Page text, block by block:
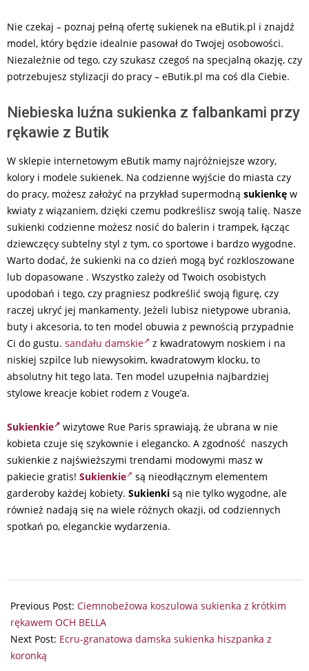
Nie czekaj – poznaj pełną ofertę sukienek na eButik.pl i znajdź
model, który będzie idealnie pasował do Twojej osobowości.
Niezależnie od tego, czy szukasz czegoś na specjalną okazję, czy
potrzebujesz stylizacji do pracy – eButik.pl ma coś dla Ciebie.
Niebieska luźna sukienka z falbankami przy
rękawie z Butik
W sklepie internetowym eButik mamy najróżniejsze wzory,
kolory i modele sukienek. Na codzienne wyjście do miasta czy
do pracy, możesz założyć na przykład supermodną sukienkę w
kwiaty z wiązaniem, dzięki czemu podkreślisz swoją talię. Nasze
sukienki codzienne możesz nosić do balerin i trampek, łącząc
dziewczęcy subtelny styl z tym, co sportowe i bardzo wygodne.
Warto dodać, że sukienki na co dzień mogą być rozkloszowane
lub dopasowane . Wszystko zależy od Twoich osobistych
upodobań i tego, czy pragniesz podkreślić swoją figurę, czy
raczej ukryć jej mankamenty. Jeżeli lubisz nietypowe ubrania,
buty i akcesoria, to ten model obuwia z pewnością przypadnie
Ci do gustu. sandału damskie
z kwadratowym noskiem i na
niskiej szpilce lub niewysokim, kwadratowym klocku, to
absolutny hit tego lata. Ten model uzupełnia najbardziej
stylowe kreacje kobiet rodem z Vouge’a.
Sukienkie
wizytowe Rue Paris sprawiają, że ubrana w nie
kobieta czuje się szykownie i elegancko. A zgodność naszych
sukienkie z najświeższymi trendami modowymi masz w
pakiecie gratis! Sukienkie
są nieodłącznym elementem
garderoby każdej kobiety. Sukienki są nie tylko wygodne, ale
również nadają się na wiele różnych okazji, od codziennych
spotkań po, eleganckie wydarzenia.
07-
06
Previous Post: Ciemnobeżowa koszulowa sukienka z krótkim
rękawem OCH BELLA
Next Post: Ecru-granatowa damska sukienka hiszpanka z
koronką